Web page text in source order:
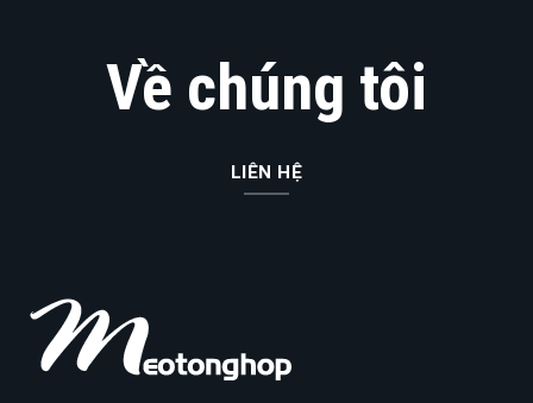
Về chúng tôi
LIÊN HỆ